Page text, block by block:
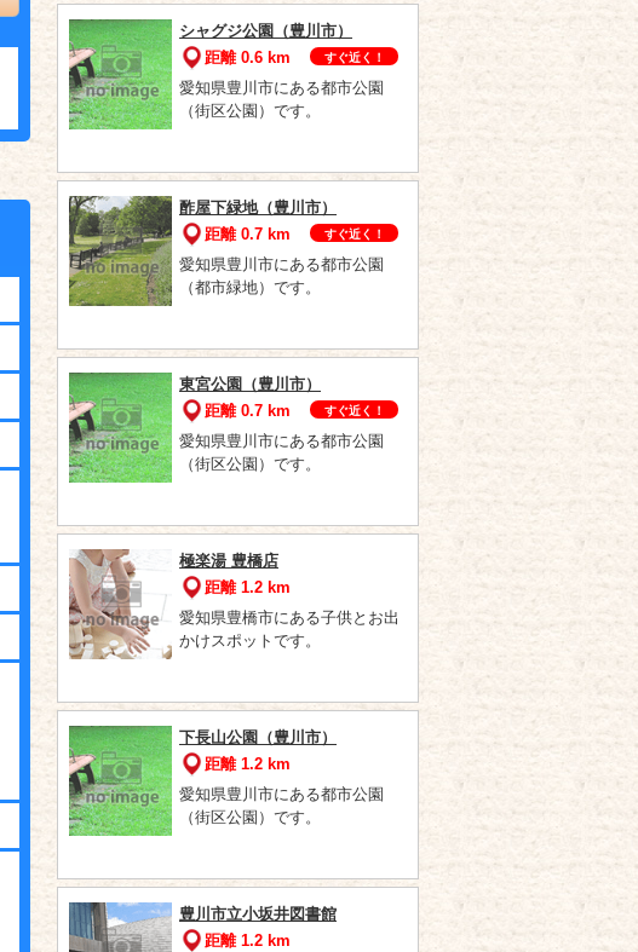
シャグジ公園（豊川市）
距離 0.6 km
すぐ近く！
愛知県豊川市にある都市公園
（街区公園）です。
酢屋下緑地（豊川市）
距離 0.7 km
すぐ近く！
愛知県豊川市にある都市公園
（都市緑地）です。
東宮公園（豊川市）
距離 0.7 km
すぐ近く！
愛知県豊川市にある都市公園
（街区公園）です。
極楽湯 豊橋店
距離 1.2 km
愛知県豊橋市にある子供とお出
かけスポットです。
下長山公園（豊川市）
距離 1.2 km
愛知県豊川市にある都市公園
（街区公園）です。
豊川市立小坂井図書館
距離 1.2 km